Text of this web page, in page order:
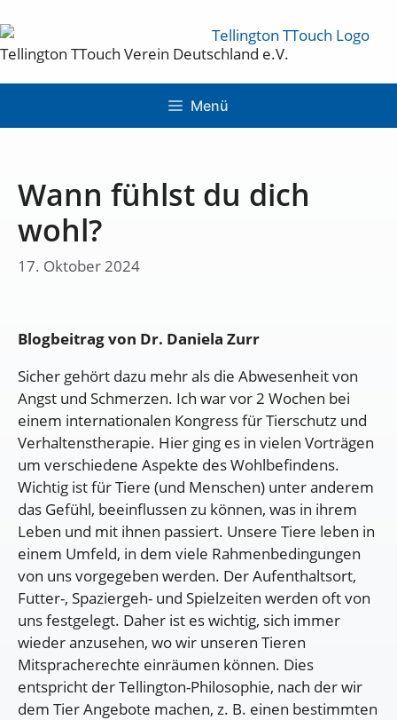
Tellington TTouch Verein Deutschland e.V.
Menü
Wann fühlst du dich
wohl?
17. Oktober 2024
Blogbeitrag von Dr. Daniela Zurr
Sicher gehört dazu mehr als die Abwesenheit von
Angst und Schmerzen. Ich war vor 2 Wochen bei
einem internationalen Kongress für Tierschutz und
Verhaltenstherapie. Hier ging es in vielen Vorträgen
um verschiedene Aspekte des Wohlbefindens.
Wichtig ist für Tiere (und Menschen) unter anderem
das Gefühl, beeinflussen zu können, was in ihrem
Leben und mit ihnen passiert. Unsere Tiere leben in
einem Umfeld, in dem viele Rahmenbedingungen
von uns vorgegeben werden. Der Aufenthaltsort,
Futter-, Spaziergeh- und Spielzeiten werden oft von
uns festgelegt. Daher ist es wichtig, sich immer
wieder anzusehen, wo wir unseren Tieren
Mitspracherechte einräumen können. Dies
entspricht der Tellington-Philosophie, nach der wir
dem Tier Angebote machen, z. B. einen bestimmten